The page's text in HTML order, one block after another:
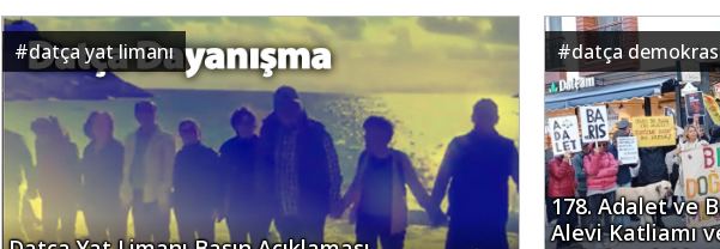
#datça yat limanı #datça
178. Adalet ve
Alevi Katliamı